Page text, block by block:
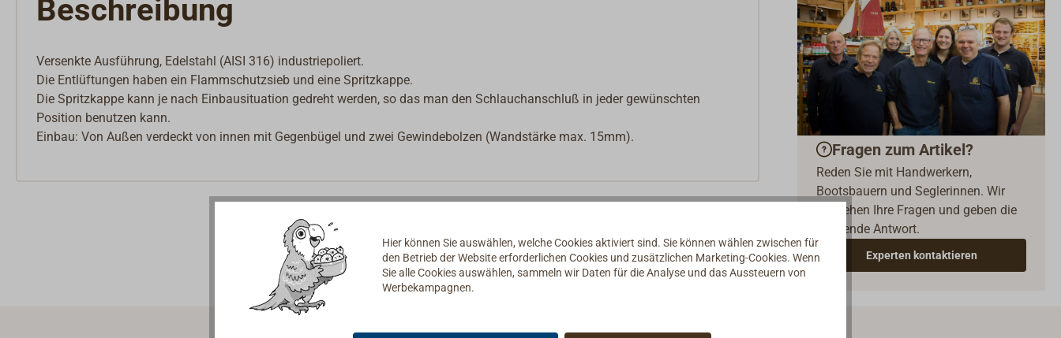
Beschreibung
Versenkte Ausführung, Edelstahl (AISI 316) industriepoliert.
Die Entlüftungen haben ein Flammschutzsieb und eine Spritzkappe.
Die Spritzkappe kann je nach Einbausituation gedreht werden, so das man den Schlauchanschluß in jeder gewünschten
Position benutzen kann.
Einbau: Von Außen verdeckt von innen mit Gegenbügel und zwei Gewindebolzen (Wandstärke max. 15mm).
Fragen zum Artikel?
Reden Sie mit Handwerkern,
Bootsbauern und Seglerinnen. Wir
verstehen Ihre Fragen und geben die
passende Antwort.
Experten kontaktieren
Hier können Sie auswählen, welche Cookies aktiviert sind. Sie können wählen zwischen für
den Betrieb der Website erforderlichen Cookies und zusätzlichen Marketing-Cookies. Wenn
Sie alle Cookies auswählen, sammeln wir Daten für die Analyse und das Aussteuern von
Werbekampagnen.